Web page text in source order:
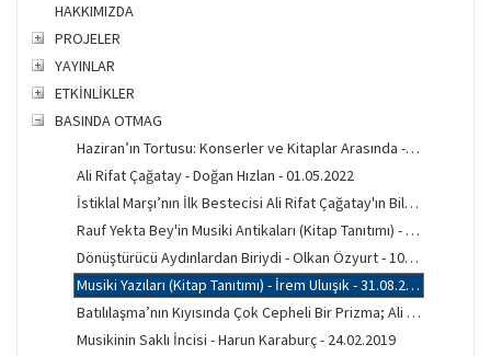
HAKKIMIZDA
PROJELER
YAYINLAR
ETKİNLİKLER
BASINDA OTMAG
Haziran’ın Tortusu: Konserler ve Kitaplar Arasında - Ali Ergur - 01.07.2026
Ali Rifat Çağatay - Doğan Hızlan - 01.05.2022
İstiklal Marşı’nın İlk Bestecisi Ali Rifat Çağatay'ın Bilinmeyen Hayatı - Kış 2022
Rauf Yekta Bey'in Musiki Antikaları (Kitap Tanıtımı) - Duygu Taşdelen - 07.12.2021
Dönüştürücü Aydınlardan Biriydi - Olkan Özyurt - 10.09.2021
Musiki Yazıları (Kitap Tanıtımı) - İrem Uluışık - 31.08.2021
Batılılaşma’nın Kıyısında Çok Cepheli Bir Prizma; Ali Rifat Çağatay - Emir Altuğ Karakaya - 15.08.2021
Musikinin Saklı İncisi - Harun Karaburç - 24.02.2019